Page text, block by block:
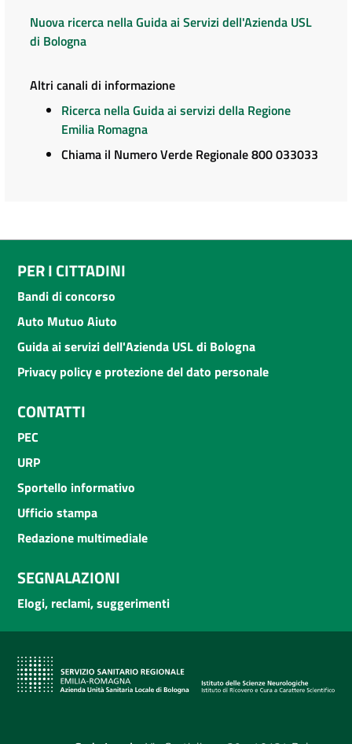
Nuova ricerca nella Guida ai Servizi dell'Azienda USL
di Bologna
Altri canali di informazione
Ricerca nella Guida ai servizi della Regione
Emilia Romagna
Chiama il Numero Verde Regionale 800 033033
PER I CITTADINI
Bandi di concorso
Auto Mutuo Aiuto
Guida ai servizi dell'Azienda USL di Bologna
Privacy policy e protezione del dato personale
CONTATTI
PEC
URP
Sportello informativo
Ufficio stampa
Redazione multimediale
SEGNALAZIONI
Elogi, reclami, suggerimenti